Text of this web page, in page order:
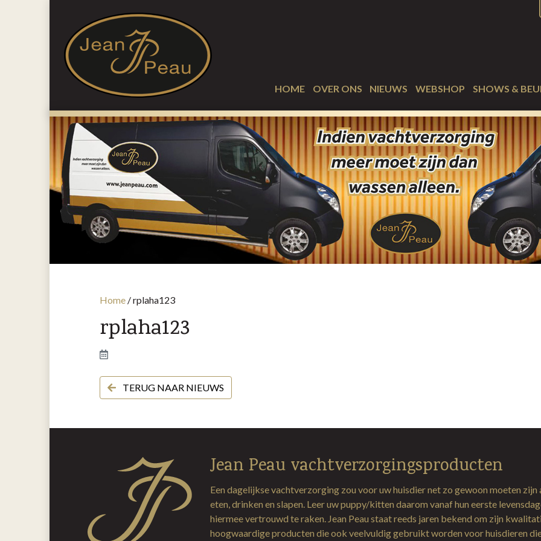
HOME OVER ONS NIEUWS WEBSHOP SHOWS &
Home /rplaha123
rplaha123
TERUG NAAR NIEUWS
Jean Peau vachtverzorgingsproducten
Een dagelijkse vachtverzorging zou voor uw huisdier net zo gewoon moeten zijn
eten, drinken en slapen. Leer uw puppy/kitten daarom vanaf hun eerste
hiermee vertrouwd te raken. Jean Peau staat reeds jaren bekend om zijn
hoogwaardige producten die ook veelvuldig gebruikt worden voor huisdieren